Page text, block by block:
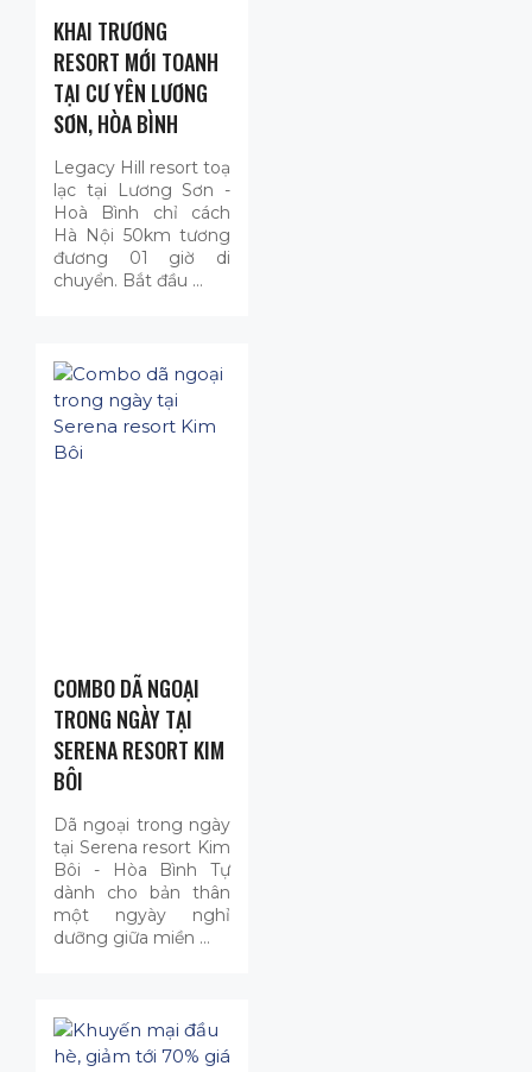
KHAI TRƯƠNG
RESORT MỚI TOANH
TẠI CƯ YÊN LƯƠNG
SƠN, HÒA BÌNH
Legacy Hill resort toạ
lạc tại Lương Sơn -
Hoà Bình chỉ cách
Hà Nội 50km tương
đương 01 giờ di
chuyển. Bắt đầu …
COMBO DÃ NGOẠI
TRONG NGÀY TẠI
SERENA RESORT KIM
BÔI
Dã ngoại trong ngày
tại Serena resort Kim
Bôi - Hòa Bình Tự
dành cho bản thân
một ngyày nghỉ
dưỡng giữa miền …